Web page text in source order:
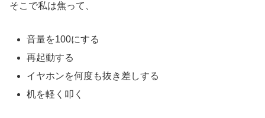
そこで私は焦って、
音量を100にする
再起動する
イヤホンを何度も抜き差しする
机を軽く叩く